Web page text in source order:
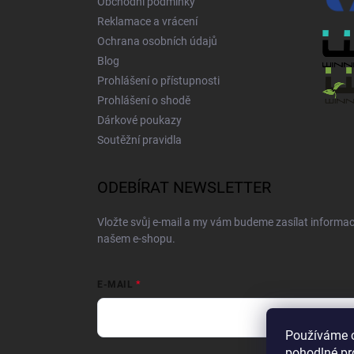
Používáme
Reklamace a vrácení
Ochrana osobních údajů
Blog
Prohlášení o přístupnosti
Prohlášení o shodě
Dárkové poukazy
Soutěžní pravidla
ODEBÍRAT NEWSLETTER
Vložte svůj e-mail a my vám budeme zasílat
našem e-shopu.
E-MAIL